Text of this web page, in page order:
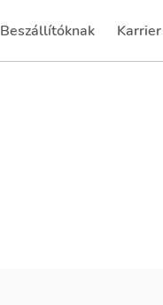
Beszállítóknak
(current) Karrier
(current)